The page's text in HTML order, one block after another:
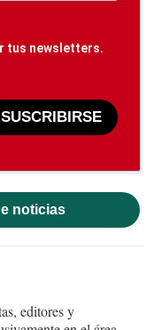
tus newsletters.
SUSCRIBIRSE
noticias
editores y